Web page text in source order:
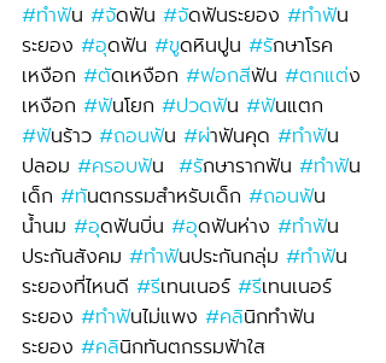
#ทำฟัน #จัดฟัน #จัดฟันระยอง #ทำฟัน
ระยอง #อุดฟัน #ขูดหินปูน #รักษาโรค
เหงือก #ตัดเหงือก #ฟอกสีฟัน #ตกแต่ง
เหงือก #ฟันโยก #ปวดฟัน #ฟันแตก
#ฟันร้าว #ถอนฟัน #ผ่าฟันคุด #ทำฟัน
ปลอม #ครอบฟัน #รักษารากฟัน #ทำฟัน
เด็ก #ทันตกรรมสำหรับเด็ก #ถอนฟัน
น้ำนม #อุดฟันบิ่น #อุดฟันห่าง #ทำฟัน
ประกันสังคม #ทำฟันประกันกลุ่ม #ทำฟัน
ระยองที่ไหนดี #รีเทนเนอร์ #รีเทนเนอร์
ระยอง #ทำฟันไม่แพง #คลินิกทำฟัน
ระยอง #คลินิกทันตกรรมฟ้าใส